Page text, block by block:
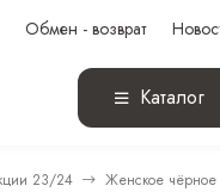
Обмен - возврат
Каталог
23/24 Женское чёрное